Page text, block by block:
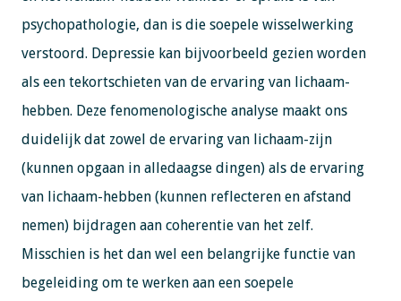
psychopathologie, dan is die soepele wisselwerking
verstoord. Depressie kan bijvoorbeeld gezien worden
als een tekortschieten van de ervaring van lichaam-
hebben. Deze fenomenologische analyse maakt ons
duidelijk dat zowel de ervaring van lichaam-zijn
(kunnen opgaan in alledaagse dingen) als de ervaring
van lichaam-hebben (kunnen reflecteren en afstand
nemen) bijdragen aan coherentie van het zelf.
Misschien is het dan wel een belangrijke functie van
begeleiding om te werken aan een soepele